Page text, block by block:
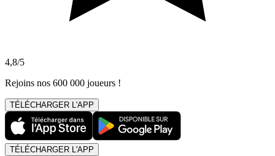
4,8/5
Rejoins nos 600 000 joueurs !
TÉLÉCHARGER L'APP
TÉLÉCHARGER L'APP